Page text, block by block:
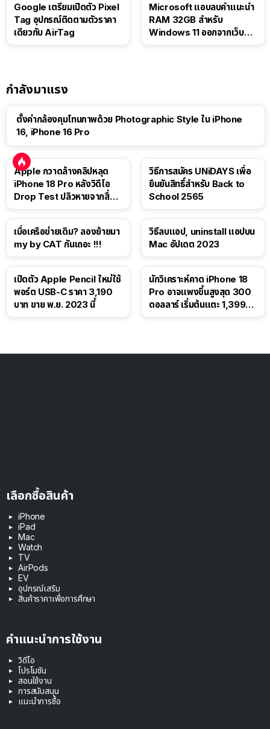
Google เตรียมเปิดตัว Pixel
Tag อุปกรณ์ติดตามตัวราคา
เดียวกับ AirTag
Microsoft แอบลบคำแนะนำ
RAM 32GB สำหรับ
Windows 11 ออกจากเว็บตัว
กำลังมาแรง
ตั้งค่ากล้องคุมโทนภาพด้วย Photographic Style ใน iPhone
16, iPhone 16 Pro
Apple กวาดล้างคลิปหลุด
iPhone 18 Pro หลังวิดีโอ
Drop Test ปลิวหายจากสื่อ
วิธีการสมัคร UNiDAYS เพื่อ
ยืนยันสิทธิ์สำหรับ Back to
School 2565
เบื่อเครือข่ายเดิม? ลองย้ายมา
my by CAT กันเถอะ !!!
วิธีลบแอป, uninstall แอปบน
Mac อัปเดต 2023
เปิดตัว Apple Pencil ใหม่ใช้
พอร์ต USB-C ราคา 3,190
บาท ขาย พ.ย. 2023 นี้
นักวิเคราะห์คาด iPhone 18
Pro อาจแพงขึ้นสูงสุด 300
ดอลลาร์ เริ่มต้นแตะ 1,399
เลือกซื้อสินค้า
iPhone
iPad
Mac
Watch
TV
AirPods
EV
อุปกรณ์เสริม
สินค้าราคาเพื่อการศึกษา
คำแนะนำการใช้งาน
วิดีโอ
โปรโมชัน
สอนใช้งาน
การสนับสนุน
แนะนำการซื้อ